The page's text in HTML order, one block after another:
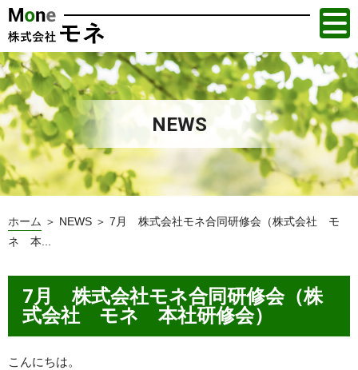
NEWS
ホーム ＞ NEWS ＞ 7月 株式会社モネ合同研修会（株式会社 モ
ネ 本...
7月 株式会社モネ合同研修会（株
式会社 モネ 本社研修会）
こんにちは。